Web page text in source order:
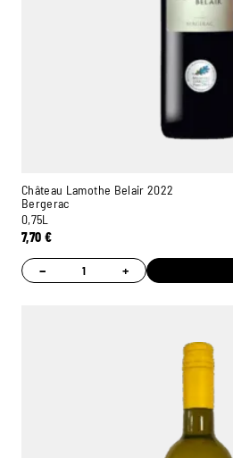
Château Lamothe Belair 2022
Bergerac
0,75L
7,70 €
− +